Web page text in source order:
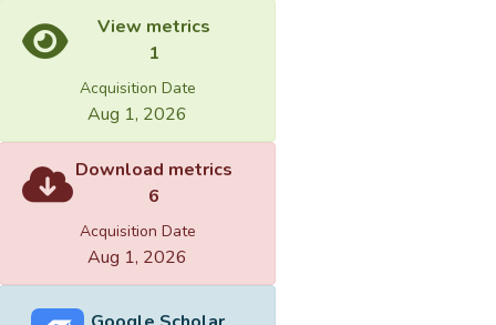
View metrics
1
Acquisition Date
Aug 1, 2026
Download metrics
6
Acquisition Date
Aug 1, 2026